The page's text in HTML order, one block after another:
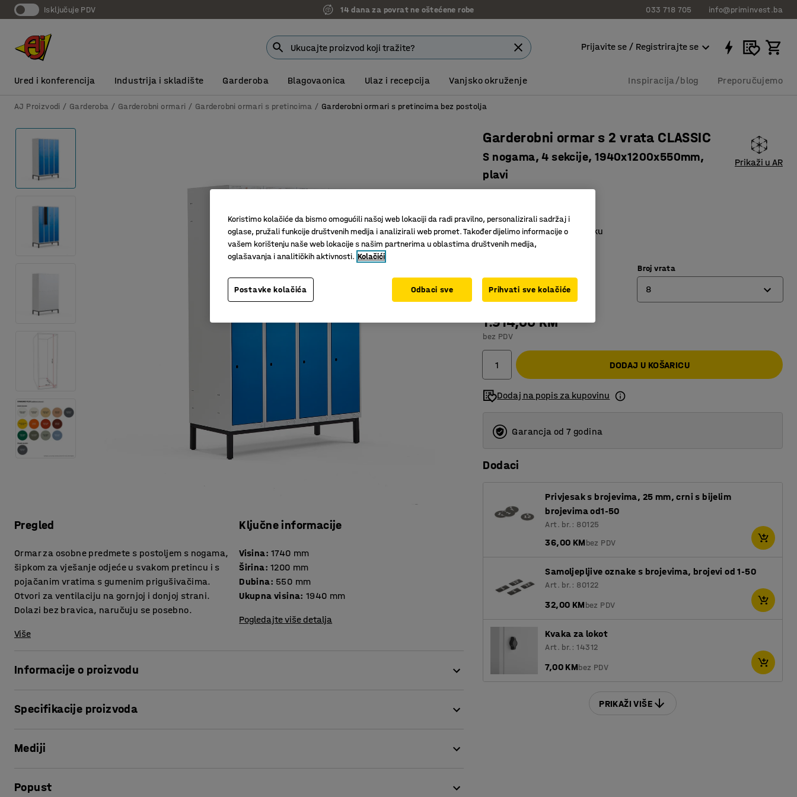
Isključuje PDV 7 godina garancije 033 718 705 info@priminvest.ba
Prijavite se / Registrirajte se
Ured i konferencija Industrija i skladište Garderoba Blagovaonica Ulaz i recepcija Vanjsko okruženje Inspiracija/blog Preporučujemo
AJ Proizvodi Garderoba Garderobni ormari Garderobni ormari s pretincima Garderobni ormari s pretincima bez postolja
Pregled
Ormar za osobne predmete s postoljem s nogama,
šipkom za vješanje odjeće u svakom pretincu i s
pojačanim vratima s gumenim prigušivačima.
Otvori za ventilaciju na gornjoj i donjoj strani.
Dolazi bez bravica, naručuju se posebno.
Više
Ključne informacije
Visina: 1740 mm
Širina: 1200 mm
Dubina: 550 mm
Ukupna visina: 1940 mm
Pogledajte više detalja
Informacije o proizvodu
daje površinu otpornu na ogrebotine i svakodnevno korištenje. Okvir i vrata ormara izrađeni su od lima
Ormari su idealni za pohranu osobnih stvari na radnim mjestima, u teretanama, školama, izložbenim
Specifikacije proizvoda
Širina:
Vrsta vrata
Mediji
Popust
Garderobni ormar s 2 vrata CLASSIC
S nogama, 4 sekcije, 1940x1200x550mm,
plavi
Art. br.:3239822
Prikaži u AR
Otvori za ventilaciju
Svaki pretinac ima prečku
Izdržljiv
Broj vrata
8
8
1.914,00 KM
bez PDV
DODAJ U KOŠARICU
Dodaj na popis za kupovinu
Garancja od 7 godina
Dodaci
Privjesak s brojevima, 25 mm, crni s bijelim
brojevima od1-50
Art. br.: 80125
36,00 KMbez PDV
Samoljepljive oznake s brojevima, brojevi od 1-50
Art. br.: 80122
32,00 KMbez PDV
Kvaka za lokot
Art. br.: 14312
7,00 KMbez PDV
PRIKAŽI VIŠE
Koristimo kolačiće da bismo omogućili našoj web lokaciji da radi pravilno, personalizirali sadržaj i
oglase, pružali funkcije društvenih medija i analizirali web promet. Također dijelimo informacije o
vašem korištenju naše web lokacije s našim partnerima u oblastima društvenih medija,
oglašavanja i analitičkih aktivnosti. Kolačići
Postavke kolačića Odbaci sve Prihvati sve kolačiće